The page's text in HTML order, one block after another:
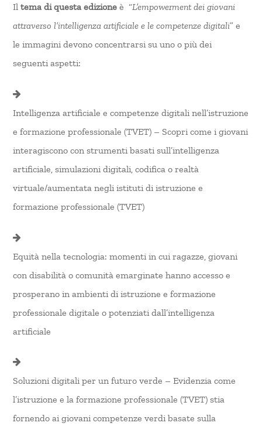
Iltema di questa edizione è “L’empowerment dei giovani
attraverso l’intelligenza artificiale e le competenze digitali” e
le immagini devono concentrarsi su uno o più dei
seguenti aspetti:
Intelligenza artificiale e competenze digitali nell’istruzione
e formazione professionale (TVET) – Scopri come i giovani
interagiscono con strumenti basati sull’intelligenza
artificiale, simulazioni digitali, codifica o realtà
virtuale/aumentata negli istituti di istruzione e
formazione professionale (TVET)
Equità nella tecnologia: momenti in cui ragazze, giovani
con disabilità o comunità emarginate hanno accesso e
prosperano in ambienti di istruzione e formazione
professionale digitale o potenziati dall’intelligenza
artificiale
Soluzioni digitali per un futuro verde – Evidenzia come
l’istruzione e la formazione professionale (TVET) stia
fornendo ai giovani competenze verdi basate sulla